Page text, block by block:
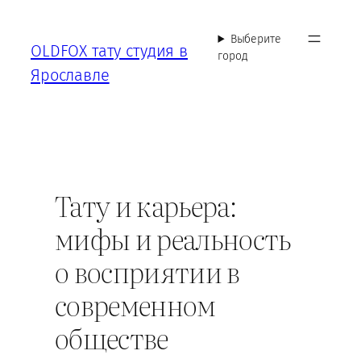
содержимому
OLDFOX тату студия в
Ярославле
Выберите
город
Тату и карьера:
мифы и реальность
о восприятии в
современном
обществе